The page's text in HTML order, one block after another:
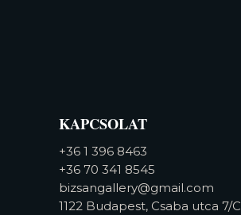
KAPCSOLAT
+36 1 396 8463
+36 70 341 8545
bizsangallery@gmail.com
1122 Budapest, Csaba utca 7/C